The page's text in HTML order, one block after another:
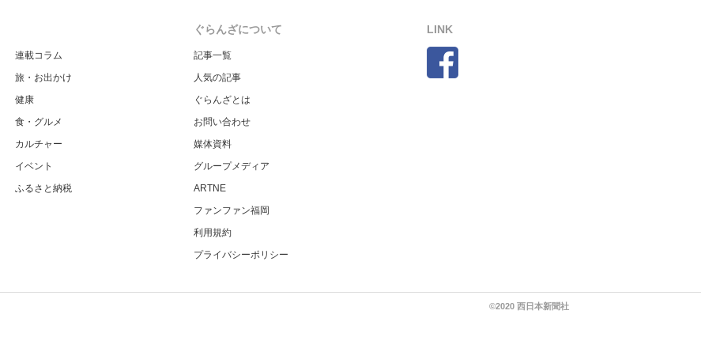
連載コラム
旅・お出かけ
健康
食・グルメ
カルチャー
イベント
ふるさと納税
ぐらんざについて
記事一覧
人気の記事
ぐらんざとは
お問い合わせ
媒体資料
グループメディア
ARTNE
ファンファン福岡
利用規約
プライバシーポリシー
LINK
©2020 西日本新聞社